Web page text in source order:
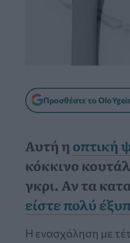
Προσθέστε το
Αυτή η οπτική
κόκκινο
γκρι. Αν τα
είστε πολύ
Η ενασχόληση με